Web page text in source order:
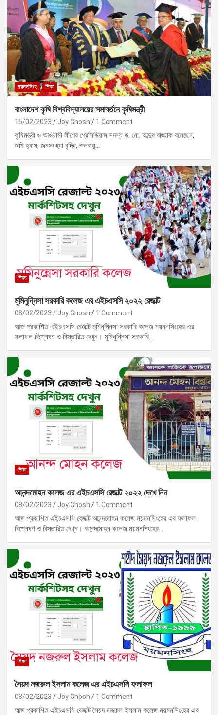
ময়মনসিংহ শিক্ষা
বাংলাদেশ কৃষি বিশ্ববিদ্যালয়ের সমাবর্তনে কৃষিমন্ত্রী
15/02/2023 Joy Ghosh 1 Comment
কৃষিমন্ত্রী ও আওয়ামী লীগের প্রেসিডিয়াম সদস্য ড. মো. আব্দুর রাজ্জাক বলেছেন,
জমি হ্রাস, জনসংখ্যা বৃদ্ধি, জলবায়ু…
শিক্ষা
মুমিনুন্নিসা সরকারি কলেজ এর এইচএসসি ২০২২ রেজাল্ট
08/02/2023 Joy Ghosh 1 Comment
আজ প্রকাশিত এইচএসসি রেজাল্ট মুমিনুন্নিসা সরকারি কলেজ ময়মনসিংহের এর
ফলাফল বিশ্লেষণ ও বিস্তারিত দেখুন। মুমিনুন্নিসা সরকারি…
শিক্ষা
আনন্দমোহন কলেজ এর এইচএসসি রেজাল্ট ২০২২ দেখে নিন
08/02/2023 Joy Ghosh 1 Comment
আজ প্রকাশিত এইচএসসি রেজাল্ট আনন্দমোহন কলেজ ময়মনসিংহের এর ফলাফল
বিশ্লেষণ ও বিস্তারিত দেখুন। আনন্দমোহন কলেজ ময়মনসিংহের…
শিক্ষা
সৈয়দ নজরুল ইসলাম কলেজ এর এইচএসসি ফলাফল
08/02/2023 Joy Ghosh 1 Comment
আজ প্রকাশিত এইচএসসি রেজাল্ট সৈয়দ নজরুল ইসলাম কলেজ ময়মনসিংহের এর